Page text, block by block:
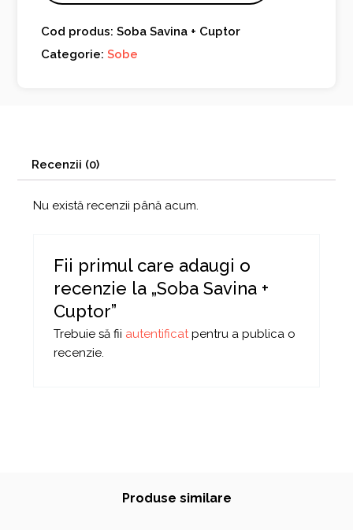
Cod produs: Soba Savina + Cuptor
Categorie:Sobe
Recenzii (0)
Nu există recenzii până acum.
Fii primul care adaugi o
recenzie la „Soba Savina +
Cuptor”
Trebuie să fii autentificatpentru a publica o
recenzie.
Produse similare